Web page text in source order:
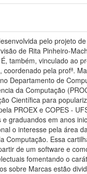
pelo projeto
de Rita Pinheiro-
também, vinculado ao
coordenado pela profª.
Departamento de
da Computação
Científica para
PROEX e COPES -
graduandos em anos
o interesse pela área
Computação. Essa
de um software e
fomentando o
sobre Marcas estão